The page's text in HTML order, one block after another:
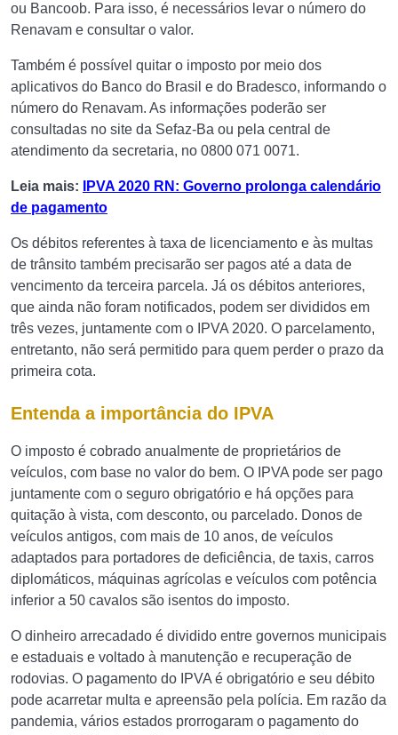
ou Bancoob. Para isso, é necessários levar o número do
Renavam e consultar o valor.
Também é possível quitar o imposto por meio dos
aplicativos do Banco do Brasil e do Bradesco, informando o
número do Renavam. As informações poderão ser
consultadas no site da Sefaz-Ba ou pela central de
atendimento da secretaria, no 0800 071 0071.
Leia mais:
IPVA 2020 RN: Governo prolonga calendário
de pagamento
Os débitos referentes à taxa de licenciamento e às multas
de trânsito também precisarão ser pagos até a data de
vencimento da terceira parcela. Já os débitos anteriores,
que ainda não foram notificados, podem ser divididos em
três vezes, juntamente com o IPVA 2020. O parcelamento,
entretanto, não será permitido para quem perder o prazo da
primeira cota.
Entenda a importância do IPVA
O imposto é cobrado anualmente de proprietários de
veículos, com base no valor do bem. O IPVA pode ser pago
juntamente com o seguro obrigatório e há opções para
quitação à vista, com desconto, ou parcelado. Donos de
veículos antigos, com mais de 10 anos, de veículos
adaptados para portadores de deficiência, de taxis, carros
diplomáticos, máquinas agrícolas e veículos com potência
inferior a 50 cavalos são isentos do imposto.
O dinheiro arrecadado é dividido entre governos municipais
e estaduais e voltado à manutenção e recuperação de
rodovias. O pagamento do IPVA é obrigatório e seu débito
pode acarretar multa e apreensão pela polícia. Em razão da
pandemia, vários estados prorrogaram o pagamento do